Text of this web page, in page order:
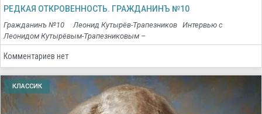
РЕДКАЯ ОТКРОВЕННОСТЬ. ГРАЖДАНИНЪ №10
Гражданинъ №10 Леонид Кутырёв-Трапезников Интервью с
Леонидом Кутырёвым-Трапезниковым –
Комментариев нет
КЛАССИК